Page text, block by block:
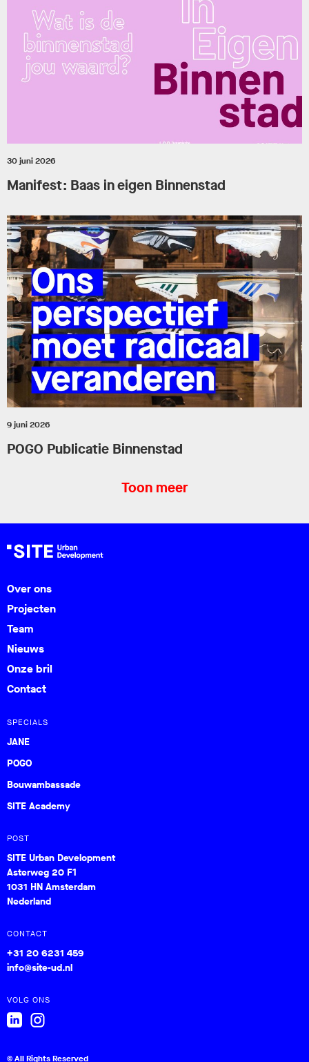
30 juni 2026
Manifest: Baas in eigen Binnenstad
9 juni 2026
POGO Publicatie Binnenstad
Toon meer
Over ons
Projecten
Team
Nieuws
Onze bril
Contact
SPECIALS
JANE
POGO
Bouwambassade
SITE Academy
POST
SITE Urban Development
Asterweg 20 F1
1031 HN Amsterdam
Nederland
CONTACT
+31 20 6231 459
info@site-ud.nl
VOLG ONS
© All Rights Reserved